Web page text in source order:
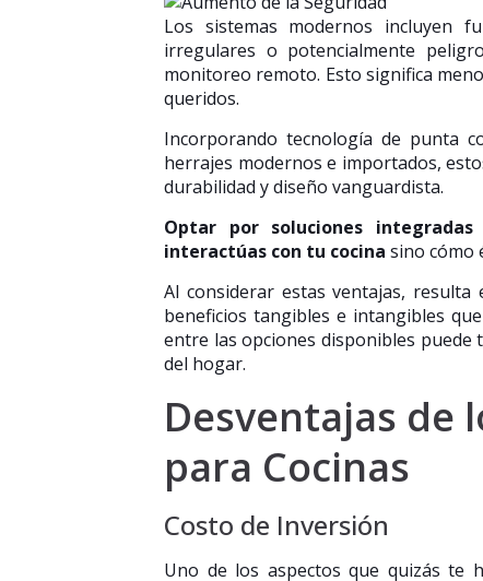
Los sistemas modernos incluyen
irregulares o potencialmente
monitoreo remoto. Esto significa
queridos.
Incorporando tecnología de punta
herrajes modernos e importados,
durabilidad y diseño vanguardista.
Optar por soluciones integradas
interactúas con tu cocina sino cómo
Al considerar estas ventajas, resulta
beneficios tangibles e intangibles
entre las opciones disponibles
del hogar.
Desventajas de
para Cocinas
Costo de Inversión
Uno de los aspectos que quizás te